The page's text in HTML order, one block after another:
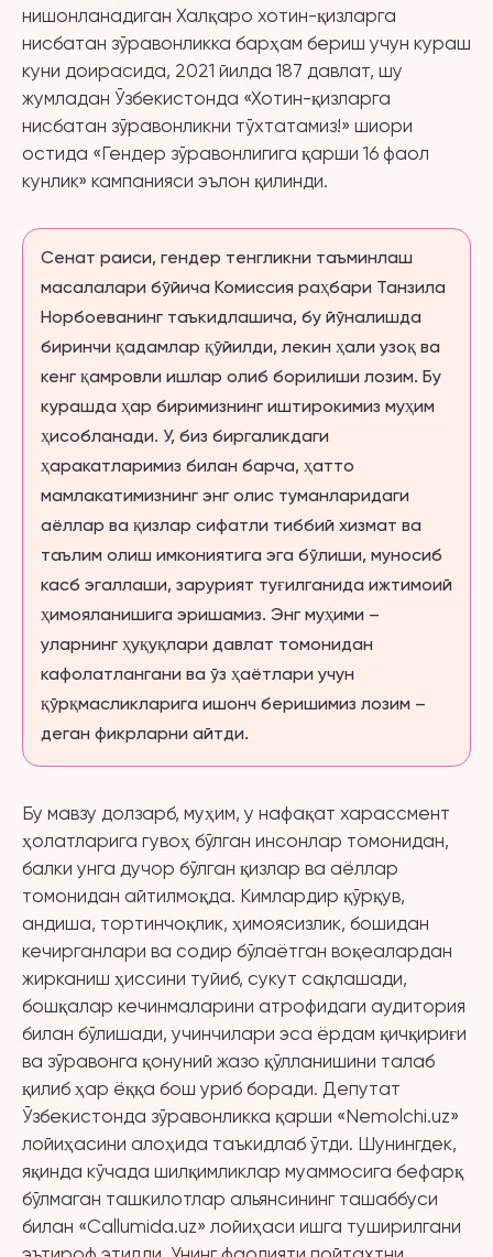
нишонланадиган Халқаро хотин-қизларга
нисбатан зўравонликка барҳам бериш учун кураш
куни доирасида, 2021 йилда 187 давлат, шу
жумладан Ўзбекистонда «Хотин-қизларга
нисбатан зўравонликни тўхтатамиз!» шиори
остида «Гендер зўравонлигига қарши 16 фаол
кунлик» кампанияси эълон қилинди.
Сенат раиси, гендер тенгликни таъминлаш
масалалари бўйича Комиссия раҳбари Танзила
Норбоеванинг таъкидлашича, бу йўналишда
биринчи қадамлар қўйилди, лекин ҳали узоқ ва
кенг қамровли ишлар олиб борилиши лозим. Бу
курашда ҳар биримизнинг иштирокимиз муҳим
ҳисобланади. У, биз биргаликдаги
ҳаракатларимиз билан барча, ҳатто
мамлакатимизнинг энг олис туманларидаги
аёллар ва қизлар сифатли тиббий хизмат ва
таълим олиш имкониятига эга бўлиши, муносиб
касб эгаллаши, зарурият туғилганида ижтимоий
ҳимояланишига эришамиз. Энг муҳими –
уларнинг ҳуқуқлари давлат томонидан
кафолатлангани ва ўз ҳаётлари учун
қўрқмасликларига ишонч беришимиз лозим –
деган фикрларни айтди.
Бу мавзу долзарб, муҳим, у нафақат харассмент
ҳолатларига гувоҳ бўлган инсонлар томонидан,
балки унга дучор бўлган қизлар ва аёллар
томонидан айтилмоқда. Кимлардир қўрқув,
андиша, тортинчоқлик, ҳимоясизлик, бошидан
кечирганлари ва содир бўлаётган воқеалардан
жирканиш ҳиссини туйиб, сукут сақлашади,
бошқалар кечинмаларини атрофидаги аудитория
билан бўлишади, учинчилари эса ёрдам қичқириғи
ва зўравонга қонуний жазо қўлланишини талаб
қилиб ҳар ёққа бош уриб боради. Депутат
Ўзбекистонда зўравонликка қарши «Nemolchi.uz»
лойиҳасини алоҳида таъкидлаб ўтди. Шунингдек,
яқинда кўчада шилқимликлар муаммосига бефарқ
бўлмаган ташкилотлар альянсининг ташаббуси
билан «Callumida.uz» лойиҳаси ишга туширилгани